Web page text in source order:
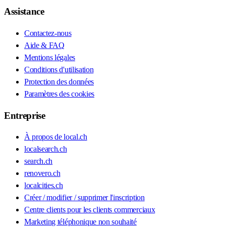
Assistance
Contactez-nous
Aide & FAQ
Mentions légales
Conditions d'utilisation
Protection des données
Paramètres des cookies
Entreprise
À propos de local.ch
localsearch.ch
search.ch
renovero.ch
localcities.ch
Créer / modifier / supprimer l'inscription
Centre clients pour les clients commerciaux
Marketing téléphonique non souhaité